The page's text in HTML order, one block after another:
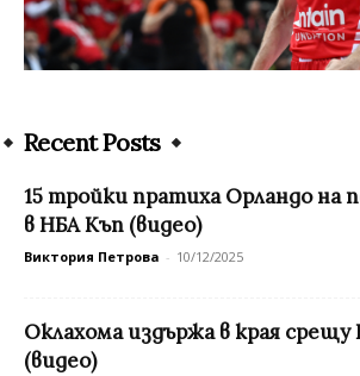
Recent Posts
15 тройки пратиха Орландо на
в НБА Къп (видео)
Виктория Петрова - 10/12/2025
Оклахома издържа в края
(видео)